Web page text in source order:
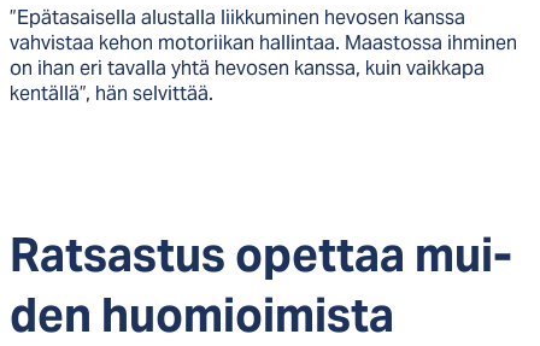
”Epätasaisella alustalla liikkuminen hevosen kanssa
vahvistaa kehon motoriikan hallintaa. Maastossa ihminen
on ihan eri tavalla yhtä hevosen kanssa, kuin vaikkapa
kentällä”, hän selvittää.
Rat­sas­tus opet­taa mui­
den huo­mioi­mis­ta